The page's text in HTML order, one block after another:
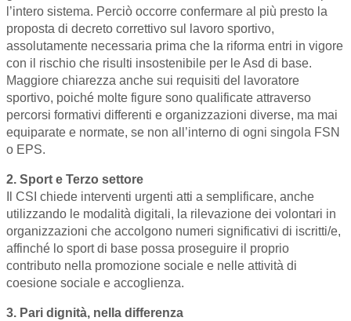
l’intero sistema. Perciò occorre confermare al più presto la
proposta di decreto correttivo sul lavoro sportivo,
assolutamente necessaria prima che la riforma entri in vigore
con il rischio che risulti insostenibile per le Asd di base.
Maggiore chiarezza anche sui requisiti del lavoratore
sportivo, poiché molte figure sono qualificate attraverso
percorsi formativi differenti e organizzazioni diverse, ma mai
equiparate e normate, se non all’interno di ogni singola FSN
o EPS.
2. Sport e Terzo settore
Il CSI chiede interventi urgenti atti a semplificare, anche
utilizzando le modalità digitali, la rilevazione dei volontari in
organizzazioni che accolgono numeri significativi di iscritti/e,
affinché lo sport di base possa proseguire il proprio
contributo nella promozione sociale e nelle attività di
coesione sociale e accoglienza.
3. Pari dignità, nella differenza